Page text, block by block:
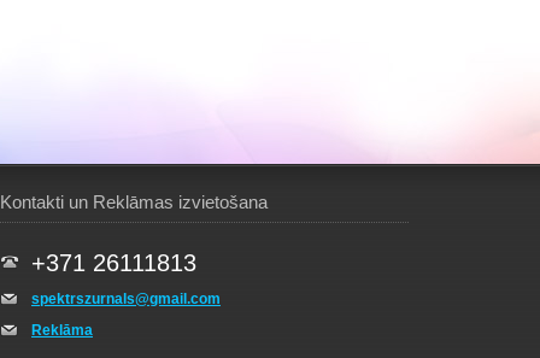
Kontakti un Reklāmas izvietošana
+371 26111813
spektrszurnals@gmail.com
Reklāma